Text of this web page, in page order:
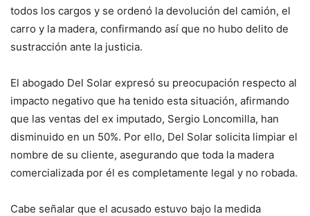
todos los cargos y se ordenó la devolución del camión, el
carro y la madera, confirmando así que no hubo delito de
sustracción ante la justicia.
El abogado Del Solar expresó su preocupación respecto al
impacto negativo que ha tenido esta situación, afirmando
que las ventas del ex imputado, Sergio Loncomilla, han
disminuido en un 50%. Por ello, Del Solar solicita limpiar el
nombre de su cliente, asegurando que toda la madera
comercializada por él es completamente legal y no robada.
Cabe señalar que el acusado estuvo bajo la medida